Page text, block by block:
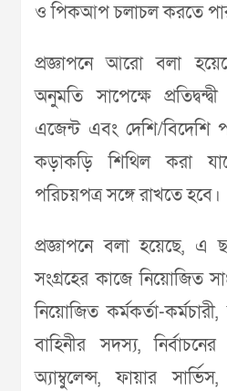
ও পিকআপ চলাচল করতে
প্রজ্ঞাপনে আরো বলা
অনুমতি সাপেক্ষে প্রতিদ্বন্দ্বী
এজেন্ট এবং দেশি/বিদেশি
কড়াকড়ি শিথিল করা
পরিচয়পত্র সঙ্গে রাখতে হবে।
প্রজ্ঞাপনে বলা হয়েছে, এ
সংগ্রহের কাজে নিয়োজিত
নিয়োজিত কর্মকর্তা-
বাহিনীর সদস্য,
অ্যাম্বুলেন্স, ফায়ার